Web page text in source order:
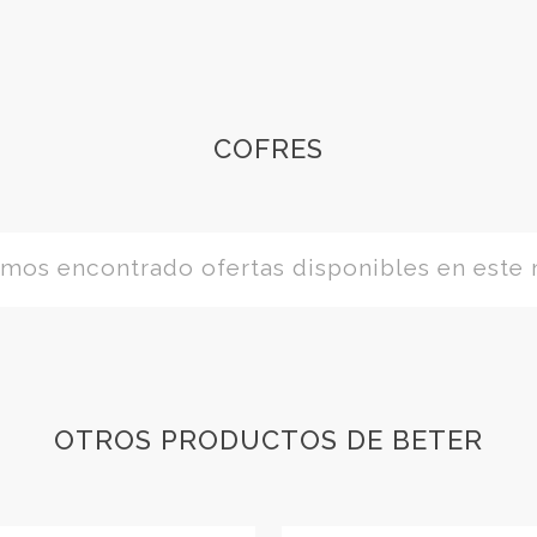
COFRES
encontrado ofertas disponibles en este
OTROS PRODUCTOS DE BETER